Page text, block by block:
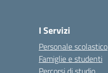
I Servizi
Personale scolastico
Famiglie e studenti